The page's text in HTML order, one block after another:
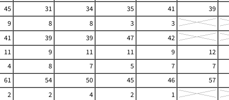
45 31 34 35 41
39
9 8 8 3
3
41 39 39 47
42
11 9 11 11 9
12
4 8 7 5 7
7
61 54 50 45 46
57
2 2 4 2
1